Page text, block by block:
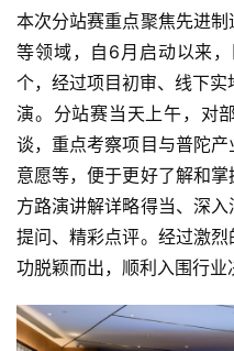
本次分站赛重点聚焦先进
等领域，自6月启动以来
个，经过项目初审、线下
演。分站赛当天上午，对
谈，重点考察项目与普陀
意愿等，便于更好了解和
方路演讲解详略得当、深
提问、精彩点评。经过激
功脱颖而出，顺利入围行业